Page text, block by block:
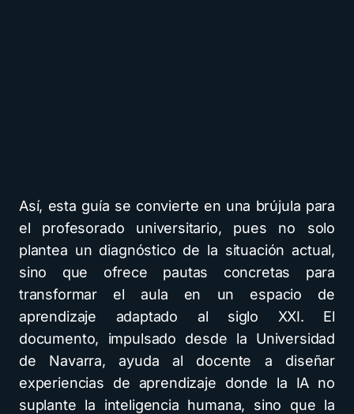
Así, esta guía se convierte en una brújula para
el profesorado universitario, pues no solo
plantea un diagnóstico de la situación actual,
sino que ofrece pautas concretas para
transformar el aula en un espacio de
aprendizaje adaptado al siglo XXI. El
documento, impulsado desde la Universidad
de Navarra, ayuda al docente a diseñar
experiencias de aprendizaje donde la IA no
suplante la inteligencia humana, sino que la